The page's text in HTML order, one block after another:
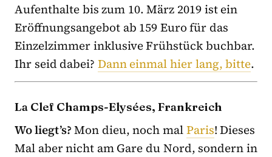
Aufenthalte bis zum 10. März 2019 ist ein
Eröffnungsangebot ab 159 Euro für das
Einzelzimmer inklusive Frühstück buchbar.
Ihr seid dabei? Dann einmal hier lang, bitte.
La Clef Champs-Elysées, Frankreich
Wo liegt’s?Mon dieu, noch malParis! Dieses
Mal aber nicht am Gare du Nord, sondern in